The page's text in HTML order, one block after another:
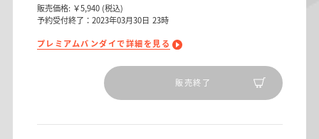
販売価格: ￥5,940 (税込)
予約受付終了：2023年03月30日 23時
プレミアムバンダイで詳細を見る
販売終了